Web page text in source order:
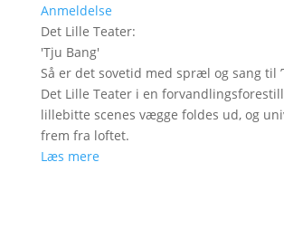
Anmeldelse
Det Lille Teater:
'Tju Bang'
Så er det sovetid med spræl og sang til
Det Lille Teater i en
lillebitte scenes vægge foldes ud, og
frem fra loftet.
Læs mere